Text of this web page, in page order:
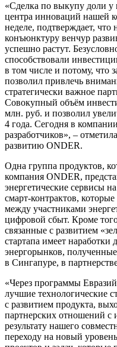
«Сделка по выкупу доли у
центра инноваций нашей
неделе, подтверждает,
конъюнктуру венчур
успешно растут.
способствовали
в том числе и потому, что
позволил привлечь
стратегически важное
Совокупный объём
млн. руб. и позволил
4 года. Сегодня в
разработчиков», –
развитию ONDER.
Одна группа продуктов,
компания ONDER,
энергетические сервисы
смарт-контрактов,
между участниками
цифровой сбыт. Кроме
связанные с развитием
стартапа имеет наработки
энергорынков,
в Сингапуре, в
«Через программы
лучшие технологические
с развитием продукта,
партнерских отношений с
результату нашего
переходу на новый